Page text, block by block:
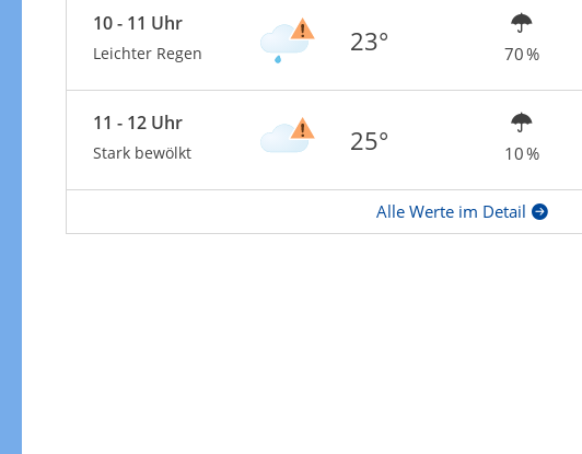
10 - 11 Uhr
Leichter Regen 23° 70 %
11 - 12 Uhr
Stark bewölkt 25° 10 %
Alle Werte im Detail